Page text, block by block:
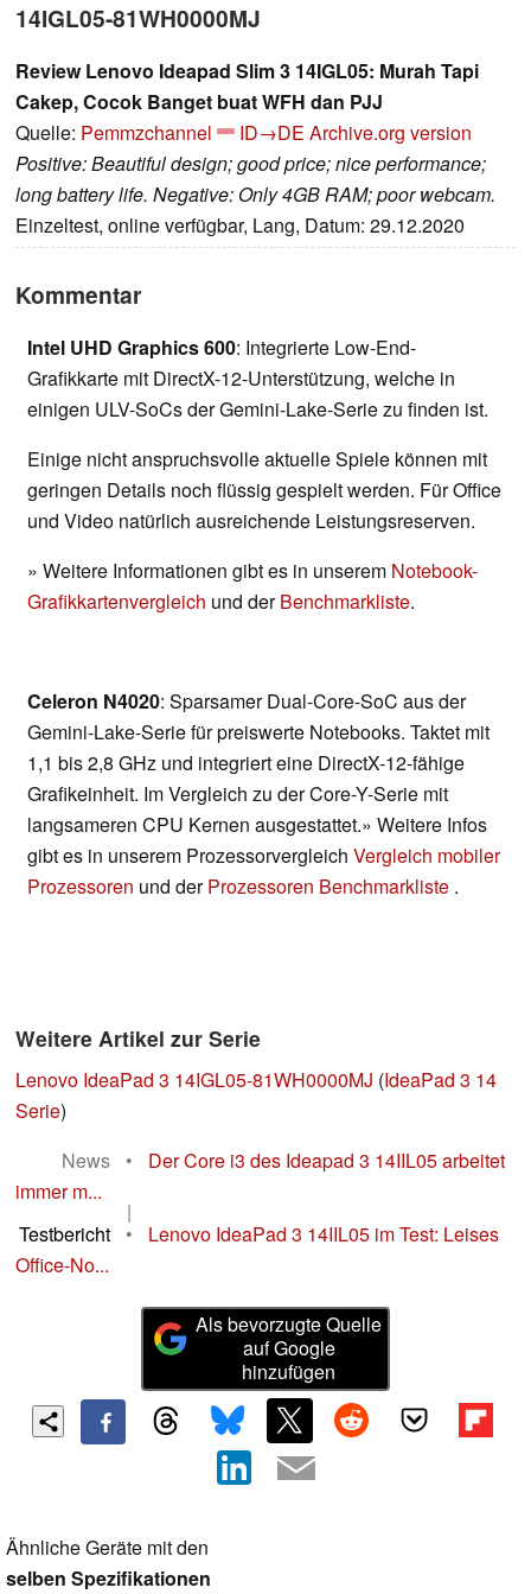
14IGL05-81WH0000MJ
Review Lenovo Ideapad Slim 3 14IGL05: Murah Tapi
Cakep, Cocok Banget buat WFH dan PJJ
Quelle: Pemmzchannel ID→DE Archive.org version
Positive: Beautiful design; good price; nice performance;
long battery life. Negative: Only 4GB RAM; poor webcam.
Einzeltest, online verfügbar, Lang, Datum: 29.12.2020
Kommentar
Intel UHD Graphics 600: Integrierte Low-End-
Grafikkarte mit DirectX-12-Unterstützung, welche in
einigen ULV-SoCs der Gemini-Lake-Serie zu finden ist.
Einige nicht anspruchsvolle aktuelle Spiele können mit
geringen Details noch flüssig gespielt werden. Für Office
und Video natürlich ausreichende Leistungsreserven.
» Weitere Informationen gibt es in unserem Notebook-
Grafikkartenvergleich und derBenchmarkliste.
Celeron N4020: Sparsamer Dual-Core-SoC aus der
Gemini-Lake-Serie für preiswerte Notebooks. Taktet mit
1,1 bis 2,8 GHz und integriert eine DirectX-12-fähige
Grafikeinheit. Im Vergleich zu der Core-Y-Serie mit
langsameren CPU Kernen ausgestattet.» Weitere Infos
gibt es in unserem Prozessorvergleich Vergleich mobiler
Prozessoren und derProzessoren Benchmarkliste .
Weitere Artikel zur Serie
Lenovo IdeaPad 3 14IGL05-81WH0000MJ (IdeaPad 3 14
Serie)
News
•
Der Core i3 des Ideapad 3 14IIL05 arbeitet
immer m...
|
Testbericht
•
Lenovo IdeaPad 3 14IIL05 im Test: Leises
Office-No...
Als bevorzugte Quelle
auf Google
hinzufügen
Ähnliche Geräte mit den
selben Spezifikationen